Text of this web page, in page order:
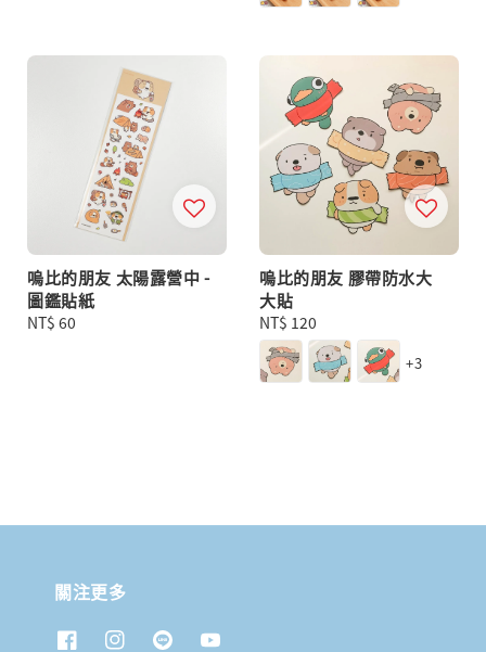
嗚比的朋友 太陽露營中 -
圖鑑貼紙
Regular
NT$ 60
嗚比的朋友 膠帶防水大
大貼
Regular
price
NT$ 120
+3
關注更多